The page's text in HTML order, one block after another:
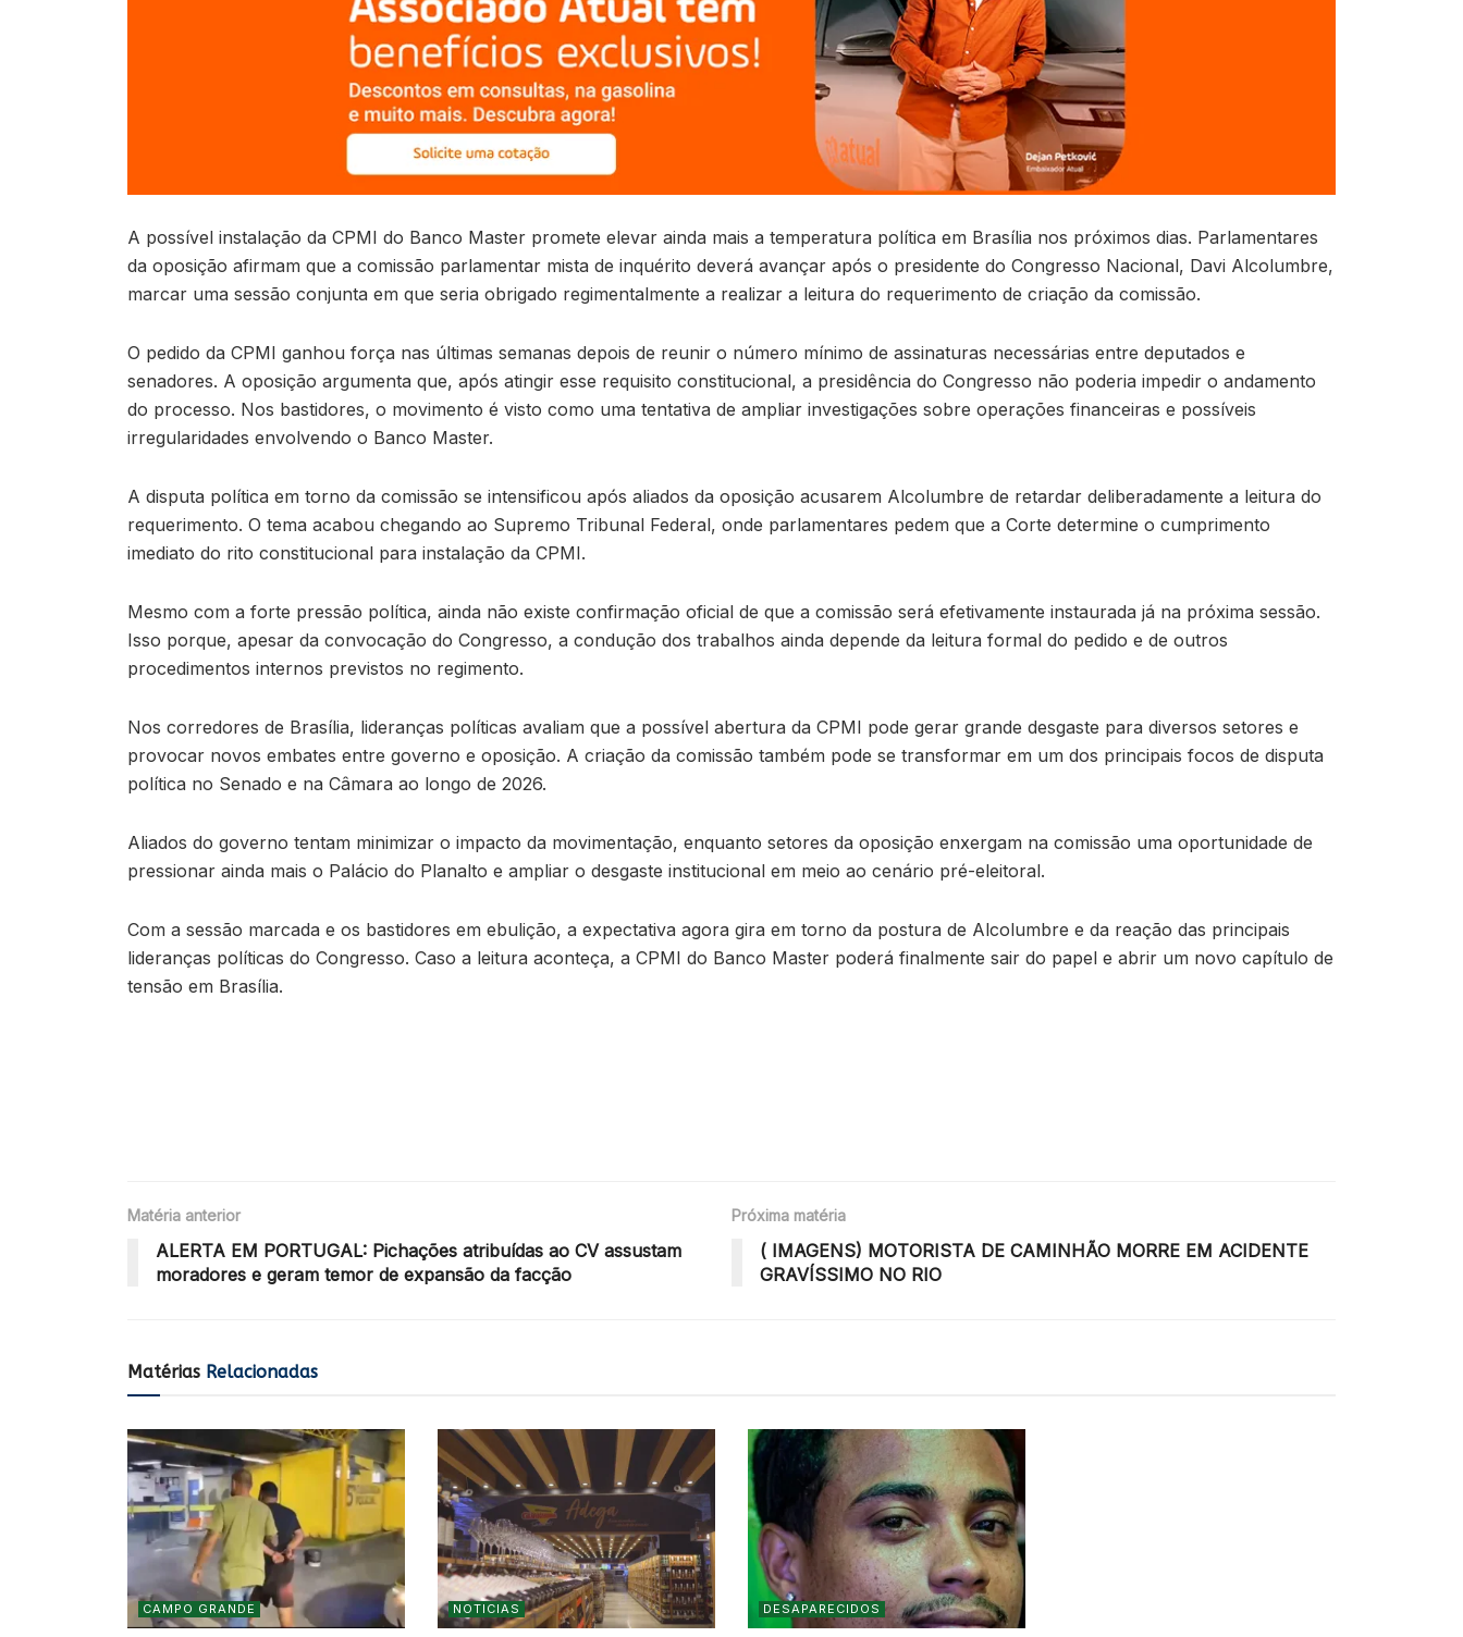
A possível instalação da CPMI do Banco Master promete elevar ainda mais a temperatura política em Brasília nos próximos dias. Parlamentares
da oposição afirmam que a comissão parlamentar mista de inquérito deverá avançar após o presidente do Congresso Nacional, Davi Alcolumbre,
marcar uma sessão conjunta em que seria obrigado regimentalmente a realizar a leitura do requerimento de criação da comissão.
O pedido da CPMI ganhou força nas últimas semanas depois de reunir o número mínimo de assinaturas necessárias entre deputados e
senadores. A oposição argumenta que, após atingir esse requisito constitucional, a presidência do Congresso não poderia impedir o andamento
do processo. Nos bastidores, o movimento é visto como uma tentativa de ampliar investigações sobre operações financeiras e possíveis
irregularidades envolvendo o Banco Master.
A disputa política em torno da comissão se intensificou após aliados da oposição acusarem Alcolumbre de retardar deliberadamente a leitura do
requerimento. O tema acabou chegando ao Supremo Tribunal Federal, onde parlamentares pedem que a Corte determine o cumprimento
imediato do rito constitucional para instalação da CPMI.
Mesmo com a forte pressão política, ainda não existe confirmação oficial de que a comissão será efetivamente instaurada já na próxima sessão.
Isso porque, apesar da convocação do Congresso, a condução dos trabalhos ainda depende da leitura formal do pedido e de outros
procedimentos internos previstos no regimento.
Nos corredores de Brasília, lideranças políticas avaliam que a possível abertura da CPMI pode gerar grande desgaste para diversos setores e
provocar novos embates entre governo e oposição. A criação da comissão também pode se transformar em um dos principais focos de disputa
política no Senado e na Câmara ao longo de 2026.
Aliados do governo tentam minimizar o impacto da movimentação, enquanto setores da oposição enxergam na comissão uma oportunidade de
pressionar ainda mais o Palácio do Planalto e ampliar o desgaste institucional em meio ao cenário pré-eleitoral.
Com a sessão marcada e os bastidores em ebulição, a expectativa agora gira em torno da postura de Alcolumbre e da reação das principais
lideranças políticas do Congresso. Caso a leitura aconteça, a CPMI do Banco Master poderá finalmente sair do papel e abrir um novo capítulo de
tensão em Brasília.
Matéria anterior
ALERTA EM PORTUGAL: Pichações atribuídas ao CV assustam
moradores e geram temor de expansão da facção
Próxima matéria
( IMAGENS) MOTORISTA DE CAMINHÃO MORRE EM ACIDENTE
GRAVÍSSIMO NO RIO
Matérias Relacionadas
CAMPO GRANDE NOTICIAS DESAPARECIDOS